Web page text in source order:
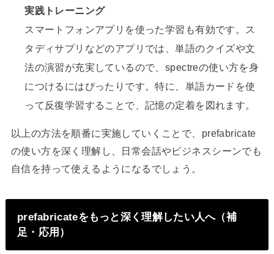
実践トレーニング
スマートフォンアプリを使った学習も有効です。ス
タディサプリなどのアプリでは、単語のクイズや文
法の演習が充実しているので、spectreの使い方を身
につけるにはぴったりです。特に、単語カードを使
って反復学習することで、記憶の定着を図れます。
以上の方法を順番に実施していくことで、prefabricate
の使い方を深く理解し、日常会話やビジネスシーンでも
自信を持って使えるようになるでしょう。
prefabricateをもっと深く理解したい人へ（補
足・応用）